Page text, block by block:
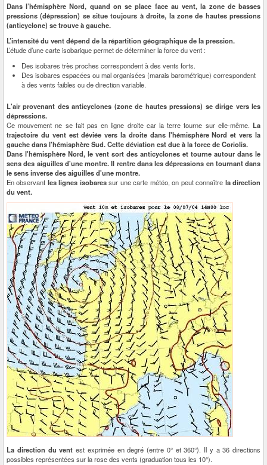
Dans l’hémisphère Nord, quand on se place face au vent, la zone de basses
pressions (dépression) se situe toujours à droite, la zone de hautes pressions
(anticyclone) se trouve à gauche.
L’intensité du vent dépend de la répartition géographique de la pression.
L’étude d’une carte isobarique permet de déterminer la force du vent :
Des isobares très proches correspondent à des vents forts.
Des isobares espacées ou mal organisées (marais barométrique) correspondent
à des vents faibles ou de direction variable.
L'air provenant des anticyclones (zone de hautes pressions) se dirige vers les
dépressions.
Ce mouvement ne se fait pas en ligne droite car la terre tourne sur elle-même. La
trajectoire du vent est déviée vers la droite dans l'hémisphère Nord et vers la
gauche dans l'hémisphère Sud. Cette déviation est due à la force de Coriolis.
Dans l'hémisphère Nord, le vent sort des anticyclones et tourne autour dans le
sens des aiguilles d'une montre. Il rentre dans les dépressions en tournant dans
le sens inverse des aiguilles d'une montre.
En observant les lignes isobaressur une carte météo, on peut connaître la direction
du vent.
La direction du vent est exprimée en degré (entre 0° et 360°). Il y a 36 directions
possibles représentées sur la rose des vents (graduation tous les 10°).